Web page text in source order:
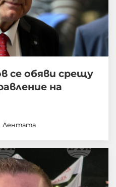
се обяви срещу
на
Лентата